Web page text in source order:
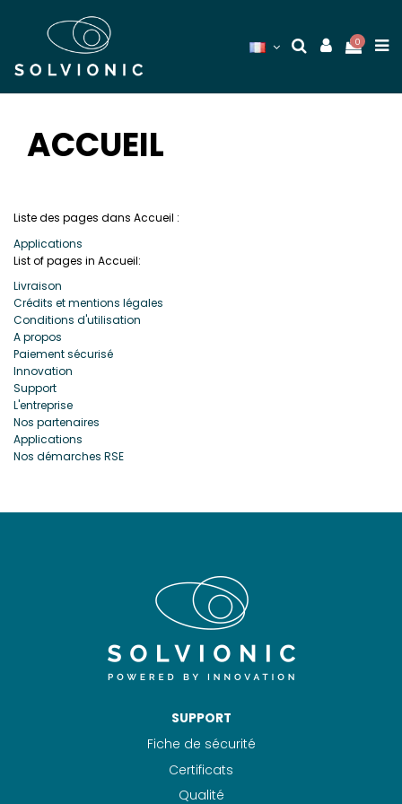
0
ACCUEIL
Liste des pages dans Accueil :
Applications
List of pages in Accueil:
Livraison
Crédits et mentions légales
Conditions d'utilisation
A propos
Paiement sécurisé
Innovation
Support
L'entreprise
Nos partenaires
Applications
Nos démarches RSE
SUPPORT
Fiche de sécurité
Certificats
Qualité